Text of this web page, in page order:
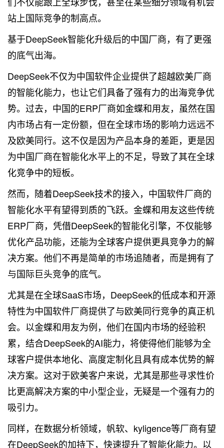
站上国际竞争的制高点。
基于DeepSeek智能化升级后的中国厂商，有了更强
的底气出海。
DeepSeek不仅为中国软件企业提供了超越欧美厂商
的智能化能力，也让它们具备了强有力的出海竞争优
势。过去，中国的ERP厂商如金蝶和用友，虽然在国
内市场占有一定份额，但在全球市场的影响力远远不
及欧美同行。这不仅是因为产品本身的差距，更是因
为中国厂商在智能化水平上的不足，导致了其在全球
化竞争中的短板。
然而，随着DeepSeek技术的接入，中国软件厂商的
智能化水平有望得到质的飞跃。金蝶和用友这些传统
ERP厂商，凭借DeepSeek的智能化引擎，不仅能够
优化产品功能，还能为全球客户提供更具竞争力的解
决方案。他们不再是简单的市场追随者，而是拥有了
与国际巨头竞争的底气。
尤其是在全球SaaS市场，DeepSeek的低成本和开源
特性为中国软件厂商提供了与欧美同行竞争的真正机
会。以金蝶和用友为例，他们在国内市场的经验积
累，结合DeepSeek的AI能力，将使得他们能够为全
球客户提供本地化、高度定制化且具有成本优势的解
决方案。这对于欧美客户来说，尤其是那些寻求性价
比更高解决方案的中小型企业，无疑是一个强有力的
吸引力。
同样，在数据分析领域，帆软、kyligence等厂商有望
在DeepSeek的加持下，快速提升了智能化能力。以